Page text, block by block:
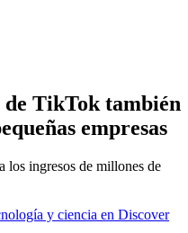
TikTok también
empresas
los ingresos de millones de
y ciencia en Discover